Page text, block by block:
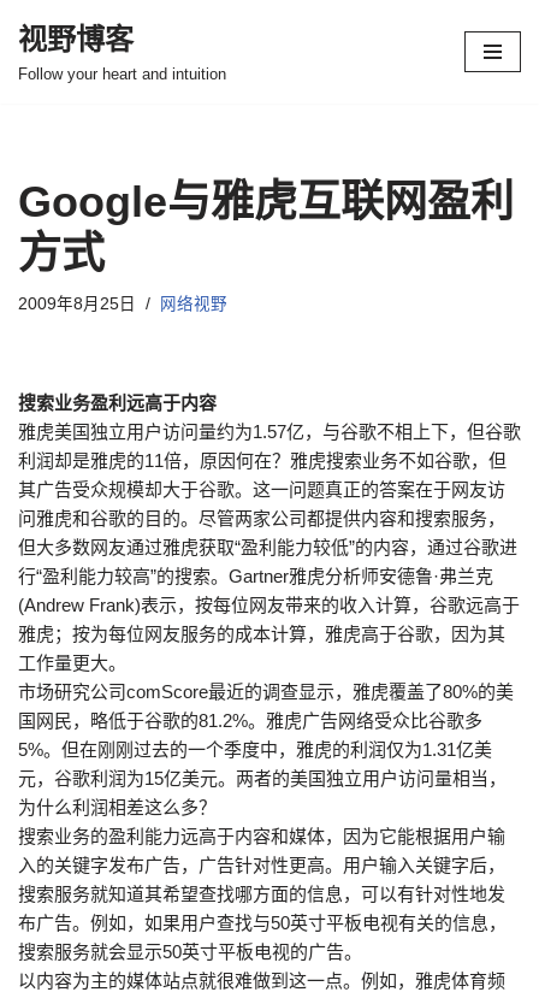
跳
视野博客
Follow your heart and intuition
Google与雅虎互联网盈利
方式
2009年8月25日 网络视野
搜索业务盈利远高于内容
雅虎美国独立用户访问量约为1.57亿，与谷歌不相上下，但谷歌
利润却是雅虎的11倍，原因何在？雅虎搜索业务不如谷歌，但
其广告受众规模却大于谷歌。这一问题真正的答案在于网友访
问雅虎和谷歌的目的。尽管两家公司都提供内容和搜索服务，
但大多数网友通过雅虎获取“盈利能力较低”的内容，通过谷歌进
行“盈利能力较高”的搜索。Gartner雅虎分析师安德鲁·弗兰克
(Andrew Frank)表示，按每位网友带来的收入计算，谷歌远高于
雅虎；按为每位网友服务的成本计算，雅虎高于谷歌，因为其
工作量更大。
市场研究公司comScore最近的调查显示，雅虎覆盖了80%的美
国网民，略低于谷歌的81.2%。雅虎广告网络受众比谷歌多
5%。但在刚刚过去的一个季度中，雅虎的利润仅为1.31亿美
元，谷歌利润为15亿美元。两者的美国独立用户访问量相当，
为什么利润相差这么多？
搜索业务的盈利能力远高于内容和媒体，因为它能根据用户输
入的关键字发布广告，广告针对性更高。用户输入关键字后，
搜索服务就知道其希望查找哪方面的信息，可以有针对性地发
布广告。例如，如果用户查找与50英寸平板电视有关的信息，
搜索服务就会显示50英寸平板电视的广告。
以内容为主的媒体站点就很难做到这一点。例如，雅虎体育频